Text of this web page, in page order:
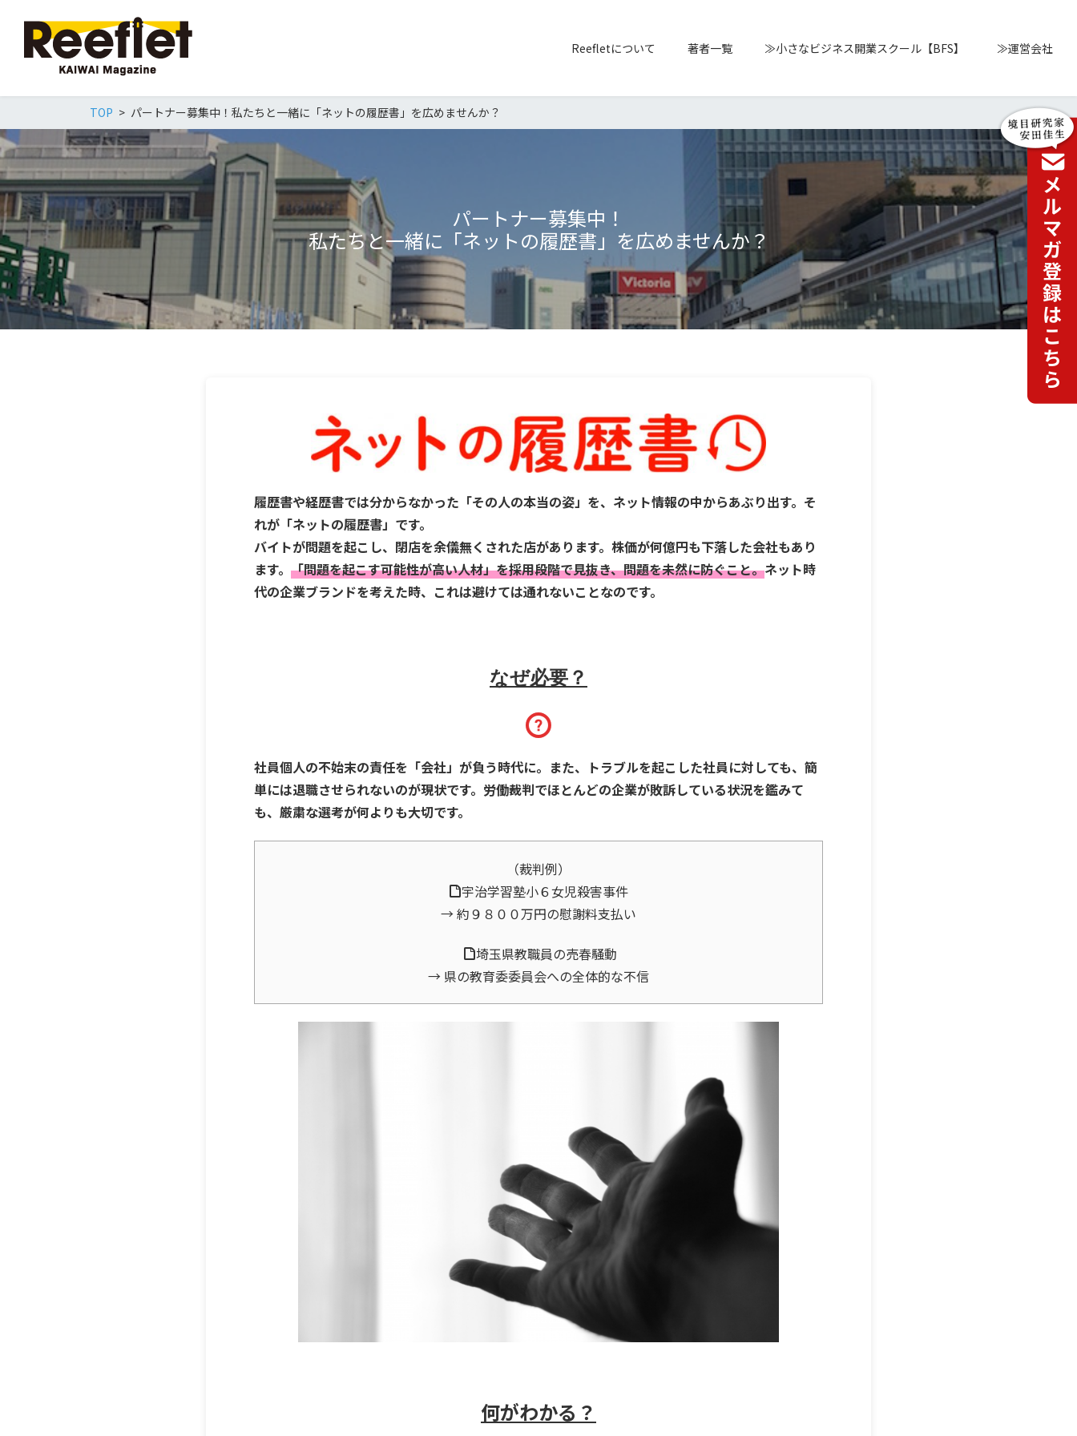
Reefletについて 著者一覧 ≫小さなビジネス開業スクール【BFS】 ≫運営会社
TOP パートナー募集中！私たちと一緒に「ネットの履歴書」を広めませんか？
パートナー募集中！
私たちと一緒に「ネットの履歴書」を広めませんか？
履歴書や経歴書では分からなかった「その人の本当の姿」を、ネット情報の中からあぶり出す。そ
れが「ネットの履歴書」です。
バイトが問題を起こし、閉店を余儀無くされた店があります。株価が何億円も下落した会社もあり
ます。 「問題を起こす可能性が高い人材」を採用段階で見抜き、問題を未然に防ぐこと。ネット時
代の企業ブランドを考えた時、これは避けては通れないことなのです。
なぜ必要？
社員個人の不始末の責任を「会社」が負う時代に。また、トラブルを起こした社員に対しても、簡
単には退職させられないのが現状です。労働裁判でほとんどの企業が敗訴している状況を鑑みて
も、厳粛な選考が何よりも大切です。
（裁判例）
宇治学習塾小６女児殺害事件
→ 約９８００万円の慰謝料支払い
埼玉県教職員の売春騒動
→ 県の教育委委員会への全体的な不信
何がわかる？